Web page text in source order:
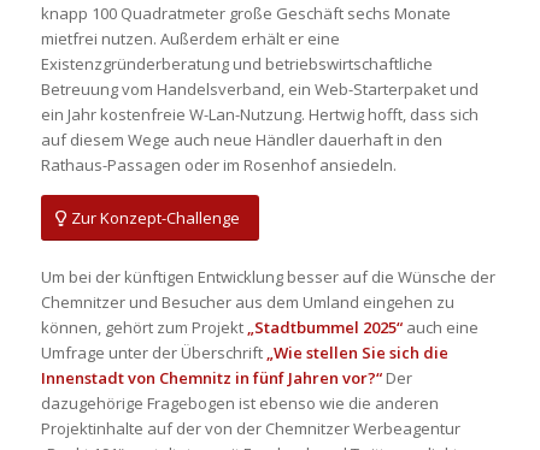
knapp 100 Quadratmeter große Geschäft sechs Monate
mietfrei nutzen. Außerdem erhält er eine
Existenzgründerberatung und betriebswirtschaftliche
Betreuung vom Handelsverband, ein Web-Starterpaket und
ein Jahr kostenfreie W-Lan-Nutzung. Hertwig hofft, dass sich
auf diesem Wege auch neue Händler dauerhaft in den
Rathaus-Passagen oder im Rosenhof ansiedeln.
Zur Konzept-Challenge
Um bei der künftigen Entwicklung besser auf die Wünsche der
Chemnitzer und Besucher aus dem Umland eingehen zu
können, gehört zum Projekt „Stadtbummel 2025“auch eine
Umfrage unter der Überschrift „Wie stellen Sie sich die
Innenstadt von Chemnitz in fünf Jahren vor?“Der
dazugehörige Fragebogen ist ebenso wie die anderen
Projektinhalte auf der von der Chemnitzer Werbeagentur